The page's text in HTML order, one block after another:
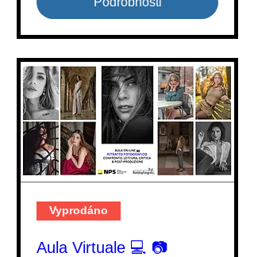
Vyprodáno
Aula Virtuale 💻 📷